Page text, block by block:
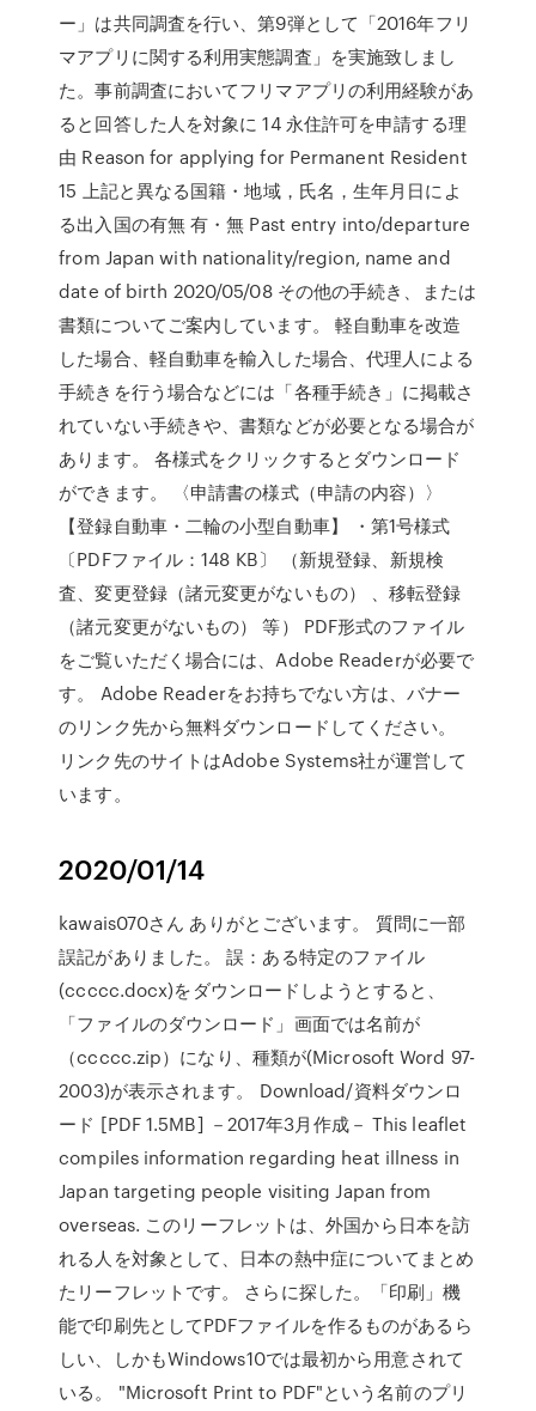
ー」は共同調査を行い、第9弾として「2016年フリ
マアプリに関する利用実態調査」を実施致しまし
た。事前調査においてフリマアプリの利用経験があ
ると回答した人を対象に 14 永住許可を申請する理
由 Reason for applying for Permanent Resident
15 上記と異なる国籍・地域，氏名，生年月日によ
る出入国の有無 有・無 Past entry into/departure
from Japan with nationality/region, name and
date of birth 2020/05/08 その他の手続き、または
書類についてご案内しています。 軽自動車を改造
した場合、軽自動車を輸入した場合、代理人による
手続きを行う場合などには「各種手続き」に掲載さ
れていない手続きや、書類などが必要となる場合が
あります。 各様式をクリックするとダウンロード
ができます。 〈申請書の様式（申請の内容）〉
【登録自動車・二輪の小型自動車】 ・第1号様式
〔PDFファイル：148 KB〕 （新規登録、新規検
査、変更登録（諸元変更がないもの） 、移転登録
（諸元変更がないもの） 等） PDF形式のファイル
をご覧いただく場合には、Adobe Readerが必要で
す。 Adobe Readerをお持ちでない方は、バナー
のリンク先から無料ダウンロードしてください。
リンク先のサイトはAdobe Systems社が運営して
います。
2020/01/14
kawais070さん ありがとございます。 質問に一部
誤記がありました。 誤：ある特定のファイル
(ccccc.docx)をダウンロードしようとすると、
「ファイルのダウンロード」画面では名前が
（ccccc.zip）になり、種類が(Microsoft Word 97-
2003)が表示されます。 Download/資料ダウンロ
ード [PDF 1.5MB] －2017年3月作成－ This leaflet
compiles information regarding heat illness in
Japan targeting people visiting Japan from
overseas. このリーフレットは、外国から日本を訪
れる人を対象として、日本の熱中症についてまとめ
たリーフレットです。 さらに探した。「印刷」機
能で印刷先としてPDFファイルを作るものがあるら
しい、しかもWindows10では最初から用意されて
いる。 "Microsoft Print to PDF"という名前のプリ